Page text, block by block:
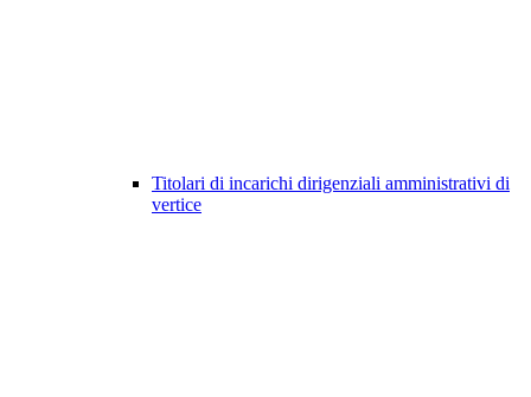
Titolari di incarichi dirigenziali amministrativi di
vertice